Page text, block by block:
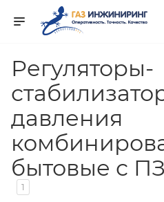
Регуляторы-
давления
бытовые с
1